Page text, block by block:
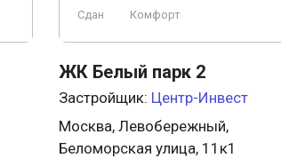
Сдан Комфорт
ЖК Белый парк 2
Застройщик: Центр-Инвест
Москва, Левобережный,
Беломорская улица, 11к1